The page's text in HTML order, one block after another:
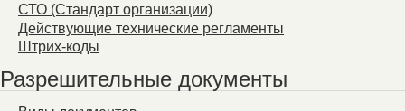
СТО (Стандарт организации)
Действующие технические регламенты
Штрих-коды
Разрешительные документы